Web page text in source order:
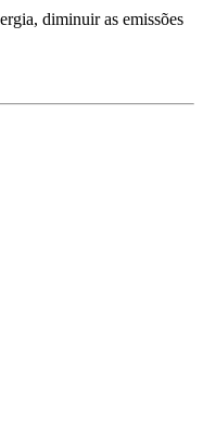
diminuir as emissões